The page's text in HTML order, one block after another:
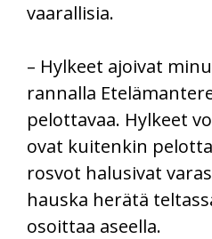
vaarallisia.
– Hylkeet ajoivat
rannalla
pelottavaa. Hylkeet
ovat kuitenkin
rosvot halusivat
hauska herätä
osoittaa aseella.